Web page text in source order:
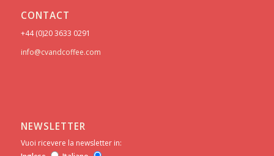
CONTACT
+44 (0)20 3633 0291
info@cvandcoffee.com
NEWSLETTER
Vuoi ricevere la newsletter in: